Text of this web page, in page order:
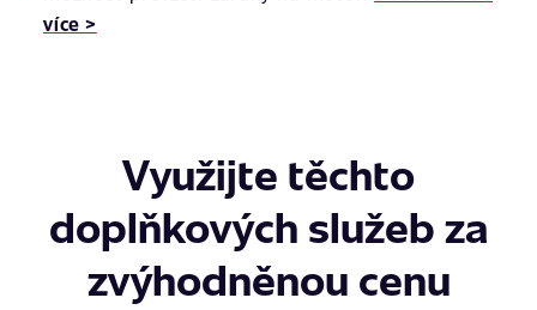
více >
Využijte těchto
doplňkových služeb za
zvýhodněnou cenu